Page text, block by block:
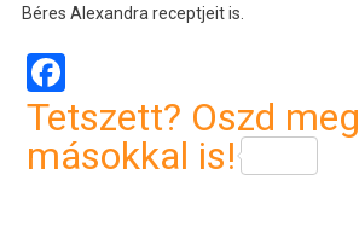
Béres Alexandra receptjeit is.
Tetszett? Oszd meg
másokkal is!